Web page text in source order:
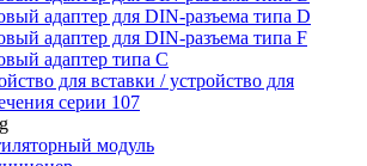
адаптер для DIN-разъема типа D
адаптер для DIN-разъема типа F
адаптер типа C
для вставки / устройство для
серии 107
модуль